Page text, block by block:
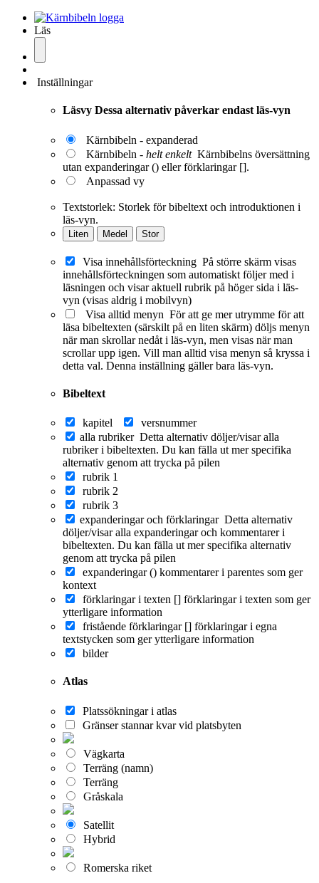
Läs
Inställningar
Läsvy Dessa alternativ påverkar endast läs-vyn
Kärnbibeln - expanderad
Kärnbibeln - helt enkelt Kärnbibelns översättning
utan expanderingar () eller förklaringar [].
Anpassad vy
Textstorlek: Storlek för bibeltext och introduktionen i
läs-vyn.
Liten Medel Stor
Visa innehållsförteckning På större skärm visas
innehållsförteckningen som automatiskt följer med i
läsningen och visar aktuell rubrik på höger sida i läs-
vyn (visas aldrig i mobilvyn)
Visa alltid menyn För att ge mer utrymme för att
läsa bibeltexten (särskilt på en liten skärm) döljs menyn
när man skrollar nedåt i läs-vyn, men visas när man
scrollar upp igen. Vill man alltid visa menyn så kryssa i
detta val. Denna inställning gäller bara läs-vyn.
Bibeltext
kapitel
versnummer
alla rubriker Detta alternativ döljer/visar alla
rubriker i bibeltexten. Du kan fälla ut mer specifika
alternativ genom att trycka på pilen
rubrik 1
rubrik 2
rubrik 3
expanderingar och förklaringar Detta alternativ
döljer/visar alla expanderingar och kommentarer i
bibeltexten. Du kan fälla ut mer specifika alternativ
genom att trycka på pilen
expanderingar () kommentarer i parentes som ger
kontext
förklaringar i texten [] förklaringar i texten som ger
ytterligare information
fristående förklaringar [] förklaringar i egna
textstycken som ger ytterligare information
bilder
Atlas
Platssökningar i atlas
Gränser stannar kvar vid platsbyten
Vägkarta
Terräng (namn)
Terräng
Gråskala
Satellit
Hybrid
Romerska riket